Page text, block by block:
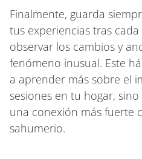
Finalmente, guarda
tus experiencias tras
observar los cambios y
fenómeno inusual. Este
a aprender más sobre el
sesiones en tu hogar,
una conexión más fuerte
sahumerio.